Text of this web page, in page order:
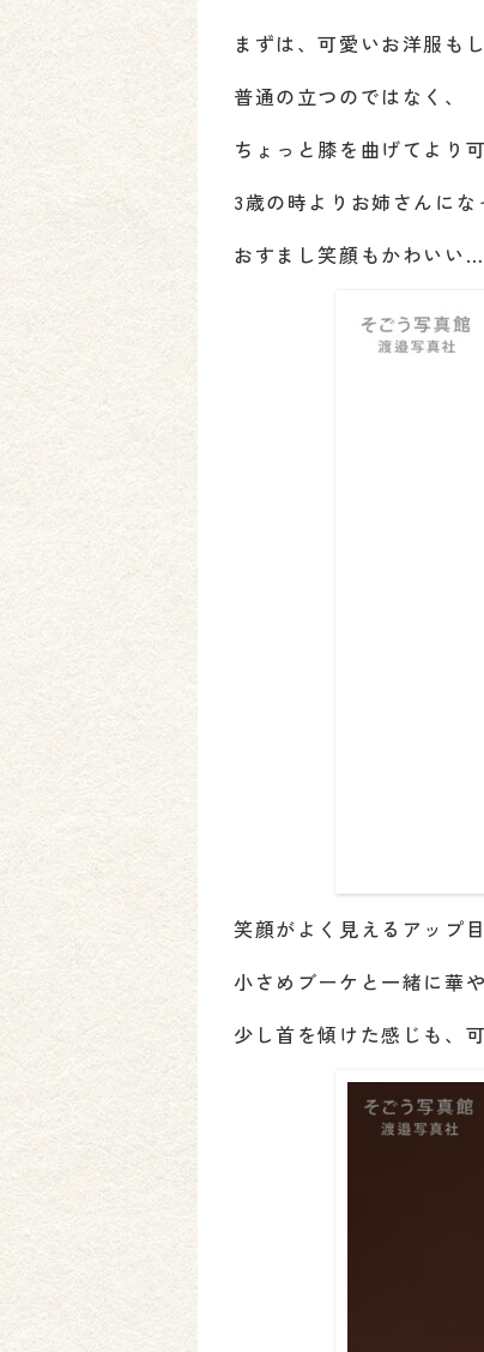
まずは、可愛いお洋服も
普通の立つのではなく、
ちょっと膝を曲げてより
3歳の時よりお姉さんに
おすまし笑顔もかわいい
笑顔がよく見えるアップ
小さめブーケと一緒に華
少し首を傾けた感じも、